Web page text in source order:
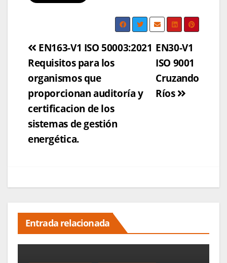
Navegación
de
entradas
EN30-V1
ISO 9001
Cruzando
Ríos
EN163-V1 ISO 50003:2021
Requisitos para los
organismos que
proporcionan auditoría y
certificacion de los
sistemas de gestión
energética.
Entrada relacionada